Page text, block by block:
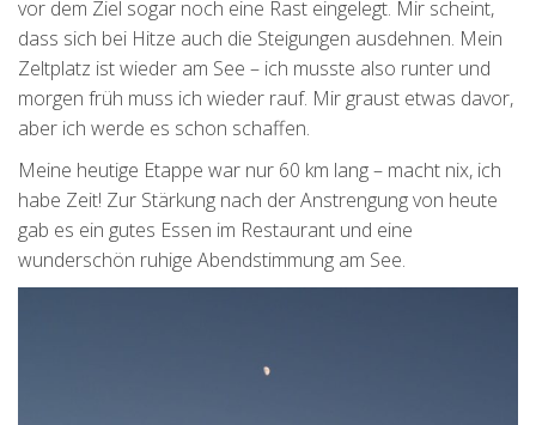
vor dem Ziel sogar noch eine Rast eingelegt. Mir scheint,
dass sich bei Hitze auch die Steigungen ausdehnen. Mein
Zeltplatz ist wieder am See – ich musste also runter und
morgen früh muss ich wieder rauf. Mir graust etwas davor,
aber ich werde es schon schaffen.
Meine heutige Etappe war nur 60 km lang – macht nix, ich
habe Zeit! Zur Stärkung nach der Anstrengung von heute
gab es ein gutes Essen im Restaurant und eine
wunderschön ruhige Abendstimmung am See.